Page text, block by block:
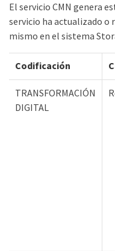
El servicio CMN genera
servicio ha actualizado
mismo en el sistema
Codificación
TRANSFORMACIÓN
DIGITAL